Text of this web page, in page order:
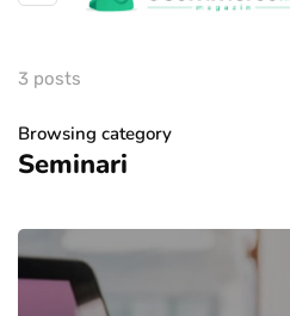
3 posts
Browsing category
Seminari